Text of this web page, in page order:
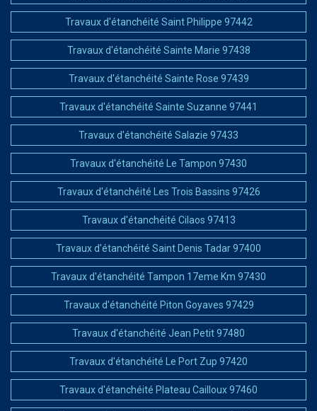
Travaux d'étanchéité Saint Philippe 97442
Travaux d'étanchéité Sainte Marie 97438
Travaux d'étanchéité Sainte Rose 97439
Travaux d'étanchéité Sainte Suzanne 97441
Travaux d'étanchéité Salazie 97433
Travaux d'étanchéité Le Tampon 97430
Travaux d'étanchéité Les Trois Bassins 97426
Travaux d'étanchéité Cilaos 97413
Travaux d'étanchéité Saint Denis Tadar 97400
Travaux d'étanchéité Tampon 17eme Km 97430
Travaux d'étanchéité Piton Goyaves 97429
Travaux d'étanchéité Jean Petit 97480
Travaux d'étanchéité Le Port Zup 97420
Travaux d'étanchéité Plateau Cailloux 97460